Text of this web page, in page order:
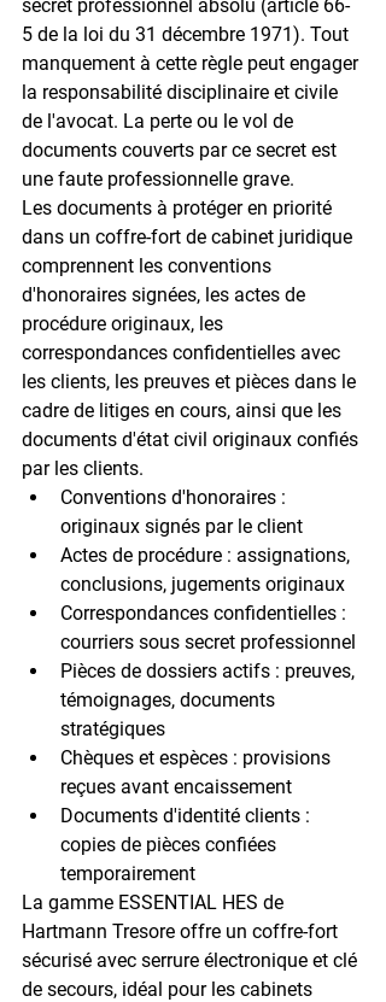
secret professionnel absolu (article 66-
5 de la loi du 31 décembre 1971). Tout
manquement à cette règle peut engager
la responsabilité disciplinaire et civile
de l'avocat. La perte ou le vol de
documents couverts par ce secret est
une faute professionnelle grave.
Les documents à protéger en priorité
dans un coffre-fort de cabinet juridique
comprennent les conventions
d'honoraires signées, les actes de
procédure originaux, les
correspondances confidentielles avec
les clients, les preuves et pièces dans le
cadre de litiges en cours, ainsi que les
documents d'état civil originaux confiés
par les clients.
Conventions d'honoraires :
originaux signés par le client
Actes de procédure : assignations,
conclusions, jugements originaux
Correspondances confidentielles :
courriers sous secret professionnel
Pièces de dossiers actifs : preuves,
témoignages, documents
stratégiques
Chèques et espèces : provisions
reçues avant encaissement
Documents d'identité clients :
copies de pièces confiées
temporairement
La gamme ESSENTIAL HES de
Hartmann Tresore offre un coffre-fort
sécurisé avec serrure électronique et clé
de secours, idéal pour les cabinets